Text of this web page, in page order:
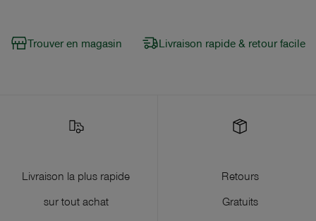
Trouver en magasin Livraison rapide & retour facile
Livraison la plus rapide
sur tout achat
Retours
Gratuits